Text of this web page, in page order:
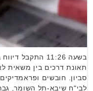
סביון. חובשים